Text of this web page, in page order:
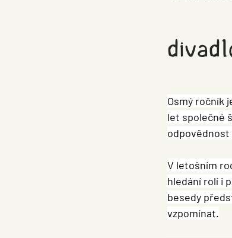
Osmý ročník
let společné
odpovědnost
V letošním
hledání rolí i
besedy
vzpomínat.